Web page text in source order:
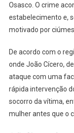
Osasco. O crime
estabelecimento e,
motivado por
De acordo com o
onde João Cícero,
ataque com uma
rápida intervenção
socorro da vítima,
mulher antes que o